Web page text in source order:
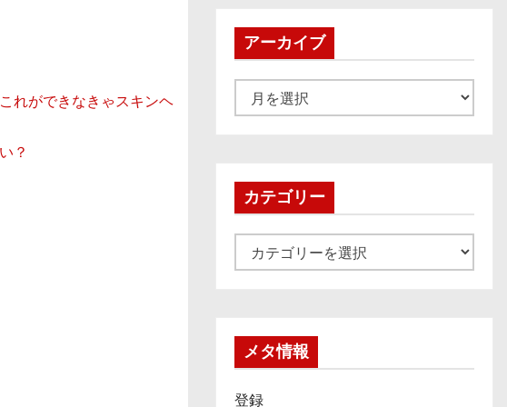
れができなきゃスキンヘ
？
アーカイブ
ー
ブカテゴリー
テ
メタ情報
登録